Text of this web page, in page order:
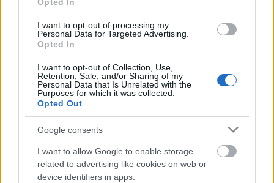
I want to opt-out of processing my
Personal Data for Targeted Advertising.
Opted In
I want to opt-out of Collection, Use,
Retention, Sale, and/or Sharing of my
Personal Data that Is Unrelated with the
Purposes for which it was collected.
Opted Out
Google consents
I want to allow Google to enable storage
related to advertising like cookies on web or
device identifiers in apps.
Η καθηγήτριαRuth Colagiuri
, που βοήθησε στον
σχεδιασμό της υγειονομικής πολιτικής του νησιού,
θυμάται την πρώτη της επίσκεψη στις αρχές της
δεκαετίας του '90:΅« Ο διαβήτης ήταν